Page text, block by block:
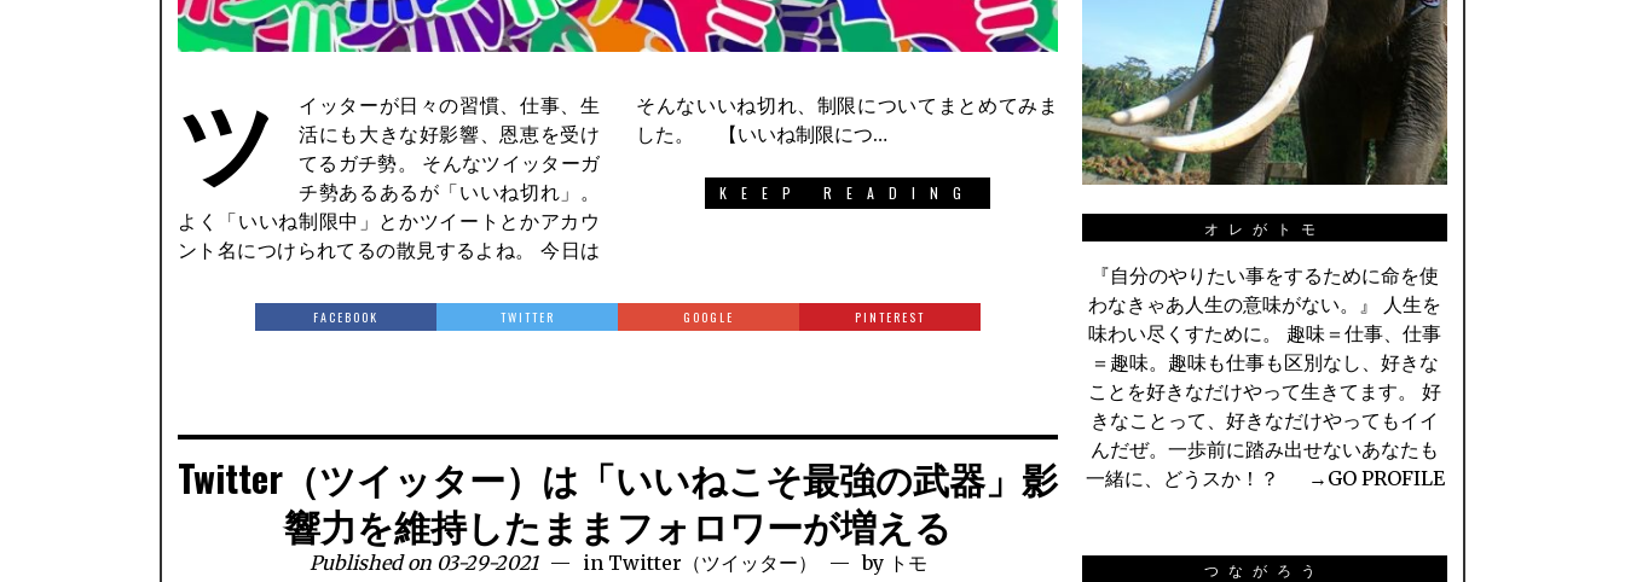
ツ
イッターが日々の習慣、仕事、生
活にも大きな好影響、恩恵を受け
てるガチ勢。 そんなツイッターガ
チ勢あるあるが「いいね切れ」。
よく「いいね制限中」とかツイートとかアカウ
ント名につけられてるの散見するよね。 今日は
そんないいね切れ、制限についてまとめてみま
した。 【いいね制限につ…
KEEP READING
FACEBOOK TWITTER GOOGLE PINTEREST
Twitter（ツイッター）は「いいねこそ最強の武器」影
響力を維持したままフォロワーが増える
Published on 03-29-2021 in Twitter（ツイッター） by トモ
オレがトモ
『自分のやりたい事をするために命を使
わなきゃあ人生の意味がない。』 人生を
味わい尽くすために。 趣味＝仕事、仕事
＝趣味。趣味も仕事も区別なし、好きな
ことを好きなだけやって生きてます。 好
きなことって、好きなだけやってもイイ
んだぜ。一歩前に踏み出せないあなたも
一緒に、どうスか！？ → GO PROFILE
つながろう